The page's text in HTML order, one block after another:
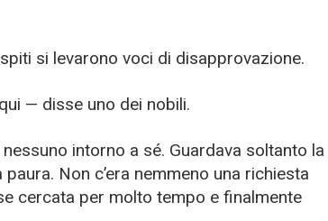
si levarono voci di disapprovazione.
— disse uno dei nobili.
intorno a sé. Guardava soltanto la
Non c’era nemmeno una richiesta
cercata per molto tempo e finalmente